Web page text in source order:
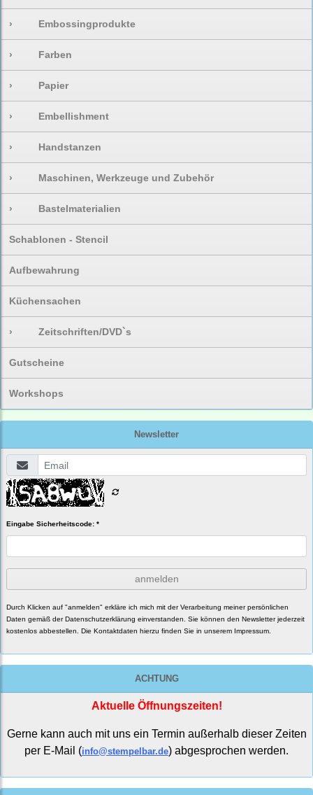
› Embossingprodukte
› Farben
› Papier
› Embellishment
› Handstanzen
› Maschinen, Werkzeuge und Zubehör
› Bastelmaterialien
Schablonen - Stencil
Aufbewahrung
Küchensachen
› Zeitschriften/DVD`s
Gutscheine
Workshops
Newsletter
Eingabe Sicherheitscode: *
anmelden
Durch Klicken auf "anmelden" erkläre ich mich mit der Verarbeitung meiner persönlichen
Daten gemäß der Datenschutzerklärung einverstanden. Sie können den Newsletter jederzeit
kostenlos abbestellen. Die Kontaktdaten hierzu finden Sie in unserem Impressum.
ACHTUNG
Aktuelle Öffnungszeiten!
Gerne kann auch mit uns ein Termin außerhalb dieser Zeiten
per E-Mail (info@stempelbar.de) abgesprochen werden.